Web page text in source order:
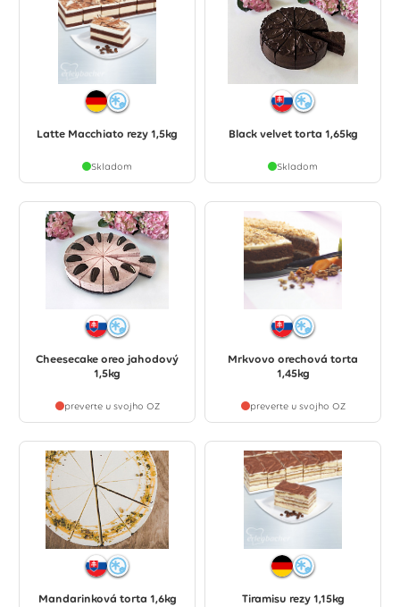
Latte Macchiato rezy 1,5kg
Skladom
Black velvet torta 1,65kg
Skladom
Cheesecake oreo jahodový
1,5kg
preverte u svojho OZ
Mrkvovo orechová torta
1,45kg
preverte u svojho OZ
Mandarinková torta 1,6kg Tiramisu rezy 1,15kg